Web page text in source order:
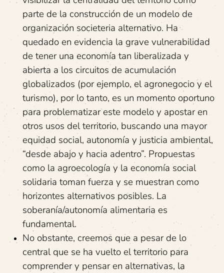
parte de la construcción de un modelo de
organización societeria alternativo. Ha
quedado en evidencia la grave vulnerabilidad
de tener una economía tan liberalizada y
abierta a los circuitos de acumulación
globalizados (por ejemplo, el agronegocio y el
turismo), por lo tanto, es un momento oportuno
para problematizar este modelo y apostar en
otros usos del territorio, buscando una mayor
equidad social, autonomía y justicia ambiental,
“desde abajo y hacia adentro”. Propuestas
como la agroecología y la economía social
solidaria toman fuerza y se muestran como
horizontes alternativos posibles. La
soberanía/autonomía alimentaria es
fundamental.
No obstante, creemos que a pesar de lo
central que se ha vuelto el territorio para
comprender y pensar en alternativas, la